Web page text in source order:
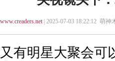
www.creaders.net| 2025-07-03 18:22:12 萌神
又有明星大聚会可